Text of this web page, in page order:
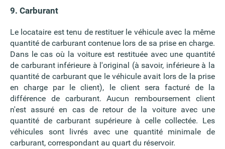
9. Carburant
Le locataire est tenu de restituer le véhicule avec la même
quantité de carburant contenue lors de sa prise en charge.
Dans le cas où la voiture est restituée avec une quantité
de carburant inférieure à l'original (à savoir, inférieure à la
quantité de carburant que le véhicule avait lors de la prise
en charge par le client), le client sera facturé de la
différence de carburant. Aucun remboursement client
n'est assuré en cas de retour de la voiture avec une
quantité de carburant supérieure à celle collectée. Les
véhicules sont livrés avec une quantité minimale de
carburant, correspondant au quart du réservoir.